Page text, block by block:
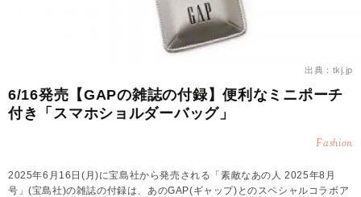
出典：tkj.jp
6/16発売【GAPの雑誌の付録】便利なミニポーチ
付き「スマホショルダーバッグ」
Fashion
2025年6月16日(月)に宝島社から発売される「素敵なあの人 2025年8月
号」(宝島社)の雑誌の付録は、あのGAP(ギャップ)とのスペシャルコラボア